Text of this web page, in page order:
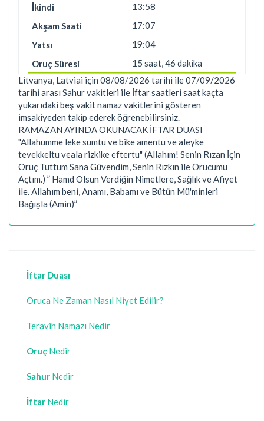
13:58
17:07
19:04
15 saat, 46 dakika
Litvanya, Latviai için 08/08/2026 tarihi ile 07/09/2026
tarihi arası Sahur vakitleri ile İftar saatleri saat kaçta
yukarıdaki beş vakit namaz vakitlerini gösteren
imsakiyeden takip ederek öğrenebilirsiniz.
RAMAZAN AYINDA OKUNACAK İFTAR DUASI
"Allahumme leke sumtu ve bike amentu ve aleyke
tevekkeltu veala rizkike eftertu" (Allahım! Senin Rızan İçin
Oruç Tuttum Sana Güvendim, Senin Rızkın ile Orucumu
Açtım.) ” Hamd Olsun Verdiğin Nimetlere, Sağlık ve Afiyet
ile. Allahım beni, Anamı, Babamı ve Bütün Mü'minleri
Bağışla (Amin)”
İftar Duası
Oruca Ne Zaman Nasıl Niyet Edilir?
Teravih Namazı Nedir
Oruç Nedir
Sahur Nedir
İftar Nedir